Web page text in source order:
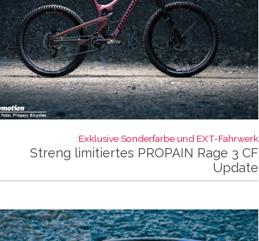
Exklusive Sonderfarbe und EXT-Fahrwerk:
Streng limitiertes PROPAIN Rage 3 CF
Update